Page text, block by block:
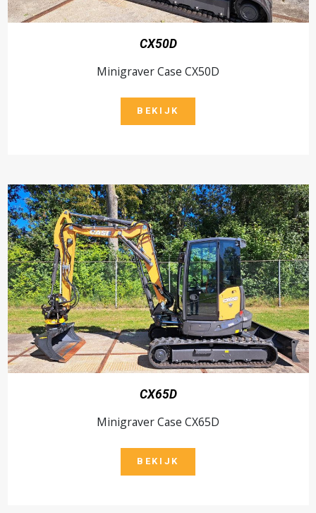
CX50D
Minigraver Case CX50D
BEKIJK
CX65D
Minigraver Case CX65D
BEKIJK